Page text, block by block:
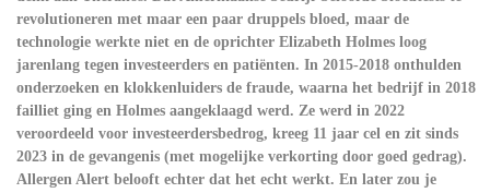
revolutioneren met maar een paar druppels bloed, maar de
technologie werkte niet en de oprichter Elizabeth Holmes loog
jarenlang tegen investeerders en patiënten. In 2015-2018 onthulden
onderzoeken en klokkenluiders de fraude, waarna het bedrijf in 2018
failliet ging en Holmes aangeklaagd werd. Ze werd in 2022
veroordeeld voor investeerdersbedrog, kreeg 11 jaar cel en zit sinds
2023 in de gevangenis (met mogelijke verkorting door goed gedrag).
Allergen Alert belooft echter dat het echt werkt. En later zou je